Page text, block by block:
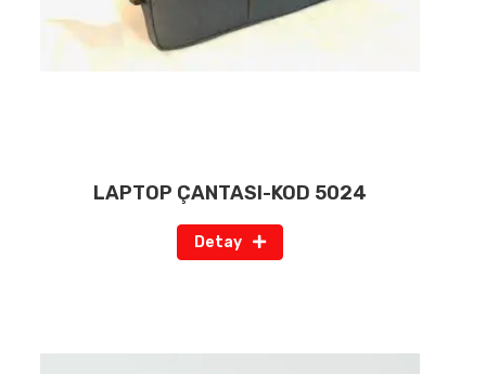
LAPTOP ÇANTASI-KOD 5024
Detay